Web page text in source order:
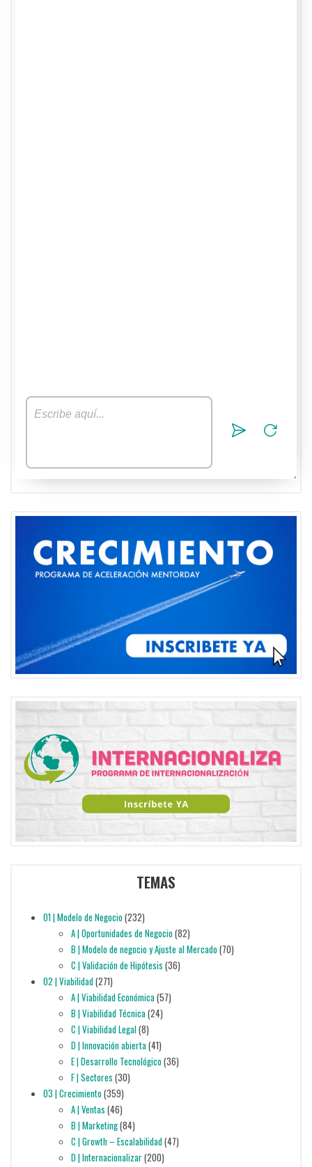
TEMAS
01 | Modelo de Negocio(232)
A | Oportunidades de Negocio(82)
B | Modelo de negocio y Ajuste al Mercado(70)
C | Validación de Hipótesis (36)
02 | Viabilidad(271)
A | Viabilidad Económica(57)
B | Viabilidad Técnica(24)
C | Viabilidad Legal(8)
D | Innovación abierta(41)
E | Desarrollo Tecnológico(36)
F | Sectores (30)
03 | Crecimiento(359)
A | Ventas (46)
B | Marketing(84)
C | Growth – Escalabilidad(47)
D | Internacionalizar(200)